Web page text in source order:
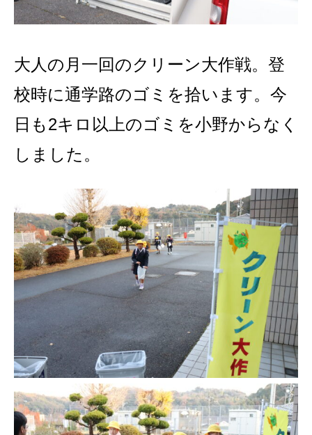
大人の月一回のクリーン大作戦。登
校時に通学路のゴミを拾います。今
日も2キロ以上のゴミを小野からなく
しました。